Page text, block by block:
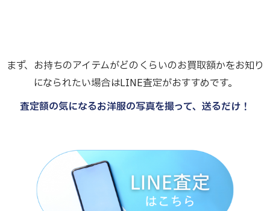
まず、お持ちのアイテムがどのくらいのお買取額かをお知り
になられたい場合はLINE査定がおすすめです。
査定額の気になるお洋服の写真を撮って、送るだけ！